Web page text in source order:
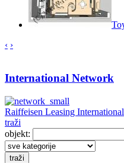
‹ ›
International Network
Raiffeisen Leasing International
traži
objekt:
traži